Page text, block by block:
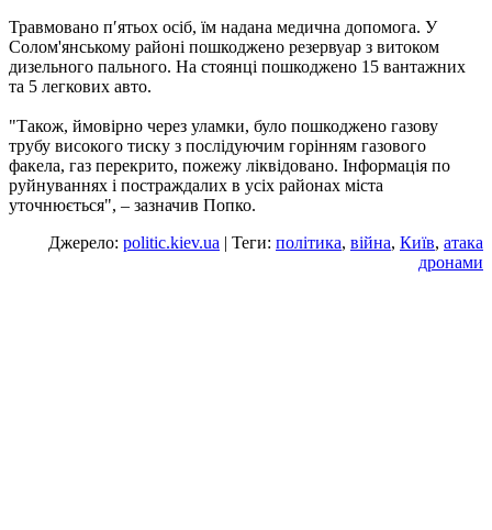
Травмовано п′ятьох осіб, їм надана медична допомога. У
Солом'янському районі пошкоджено резервуар з витоком
дизельного пального. На стоянці пошкоджено 15 вантажних
та 5 легкових авто.
"Також, ймовірно через уламки, було пошкоджено газову
трубу високого тиску з послідуючим горінням газового
факела, газ перекрито, пожежу ліквідовано. Інформація по
руйнуваннях і постраждалих в усіх районах міста
уточнюється", – зазначив Попко.
Джерело: politic.kiev.ua | Теги: політика, війна, Київ, атака
дронами